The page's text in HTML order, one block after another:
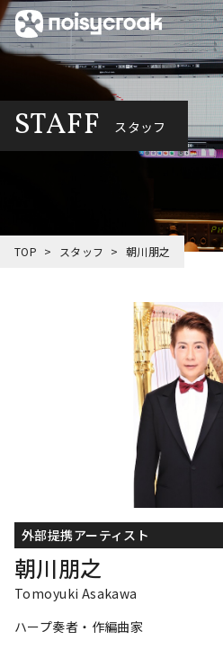
STAFF スタッフ
TOP スタッフ 朝川朋之
外部提携アーティスト
朝川朋之
Tomoyuki Asakawa
ハープ奏者・作編曲家